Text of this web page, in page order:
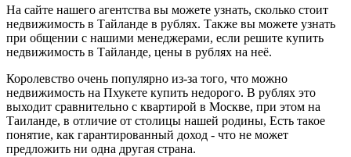
На сайте нашего агентства вы можете узнать, сколько стоит
недвижимость в Тайланде в рублях. Также вы можете узнать
при общении с нашими менеджерами, если решите купить
недвижимость в Тайланде, цены в рублях на неё.
Королевство очень популярно из-за того, что можно
недвижимость на Пхукете купить недорого. В рублях это
выходит сравнительно с квартирой в Москве, при этом на
Таиланде, в отличие от столицы нашей родины, Есть такое
понятие, как гарантированный доход - что не может
предложить ни одна другая страна.